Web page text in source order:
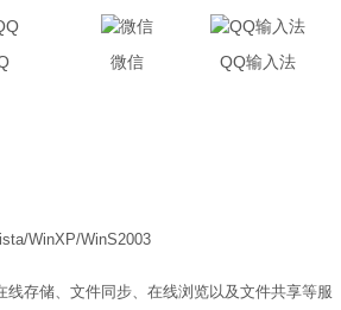
微信 QQ输入法
WinXP/WinS2003
线存储、文件同步、在线浏览以及文件共享等服